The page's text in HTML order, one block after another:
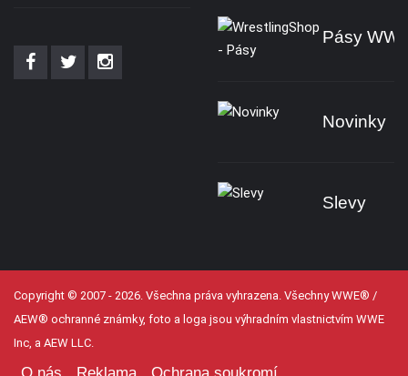
Pásy
Novinky
Slevy
Copyright © 2007 - 2026. Všechna práva vyhrazena. Všechny WWE® /
AEW® ochranné známky, foto a loga jsou výhradním vlastnictvím WWE
Inc, a AEW LLC.